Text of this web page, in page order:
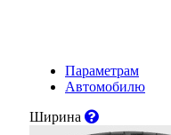
Параметрам
Автомобилю
Ширина